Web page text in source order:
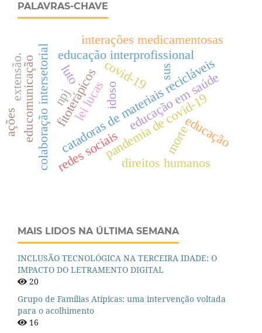
PALAVRAS-CHAVE
catadoras de materiais recicláveis
colaboração intersetorial educação interprofissional
educação em saúde
covid-19
idoso
pandemia de covid-19
interações medicamentosas
redes sociais
fitoterápicos
educação
morte
luto
direitos humanos
npjlei lucas
educomunicação
extensão.
ações
sus
MAIS LIDOS NA ÚLTIMA SEMANA
INCLUSÃO TECNOLÓGICA NA TERCEIRA IDADE: O
IMPACTO DO LETRAMENTO DIGITAL
20
Grupo de Famílias Atípicas: uma intervenção voltada
para o acolhimento
16